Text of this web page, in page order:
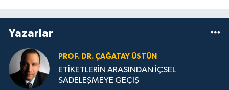
Yazarlar
PROF. DR. ÇAĞATAY ÜSTÜN
ETİKETLERİN ARASINDAN İÇSEL
SADELEŞMEYE GEÇİŞ